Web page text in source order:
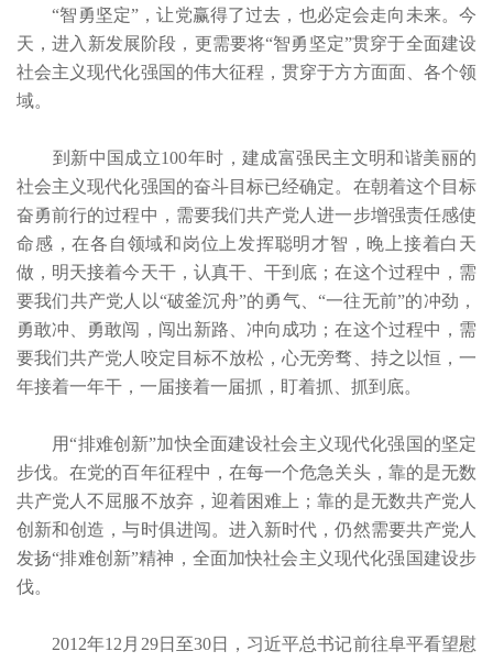
“智勇坚定”，让党赢得了过去，也必定会走向未来。今
天，进入新发展阶段，更需要将“智勇坚定”贯穿于全面建设
社会主义现代化强国的伟大征程，贯穿于方方面面、各个领
域。
到新中国成立100年时，建成富强民主文明和谐美丽的
社会主义现代化强国的奋斗目标已经确定。在朝着这个目标
奋勇前行的过程中，需要我们共产党人进一步增强责任感使
命感，在各自领域和岗位上发挥聪明才智，晚上接着白天
做，明天接着今天干，认真干、干到底；在这个过程中，需
要我们共产党人以“破釜沉舟”的勇气、“一往无前”的冲劲，
勇敢冲、勇敢闯，闯出新路、冲向成功；在这个过程中，需
要我们共产党人咬定目标不放松，心无旁骛、持之以恒，一
年接着一年干，一届接着一届抓，盯着抓、抓到底。
用“排难创新”加快全面建设社会主义现代化强国的坚定
步伐。在党的百年征程中，在每一个危急关头，靠的是无数
共产党人不屈服不放弃，迎着困难上；靠的是无数共产党人
创新和创造，与时俱进闯。进入新时代，仍然需要共产党人
发扬“排难创新”精神，全面加快社会主义现代化强国建设步
伐。
2012年12月29日至30日，习近平总书记前往阜平看望慰